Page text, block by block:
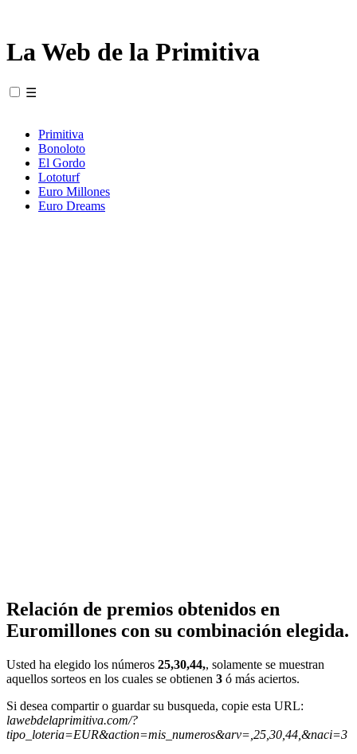
La Web de la Primitiva
☰
Primitiva
Bonoloto
El Gordo
Lototurf
Euro Millones
Euro Dreams
Relación de premios obtenidos en
Euromillones con su combinación elegida.
Usted ha elegido los números 25,30,44,, solamente se muestran
aquellos sorteos en los cuales se obtienen 3 ó más aciertos.
Si desea compartir o guardar su busqueda, copie esta URL:
lawebdelaprimitiva.com/?
tipo_loteria=EUR&action=mis_numeros&arv=,25,30,44,&naci=3